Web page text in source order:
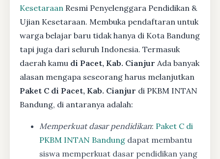
Kesetaraan Resmi Penyelenggara Pendidikan &
Ujian Kesetaraan. Membuka pendaftaran untuk
warga belajar baru tidak hanya di Kota Bandung
tapi juga dari seluruh Indonesia. Termasuk
daerah kamu di Pacet, Kab. Cianjur Ada banyak
alasan mengapa seseorang harus melanjutkan
Paket C di Pacet, Kab. Cianjur di PKBM INTAN
Bandung, di antaranya adalah:
Memperkuat dasar pendidikan: Paket C di
PKBM INTAN Bandung dapat membantu
siswa memperkuat dasar pendidikan yang